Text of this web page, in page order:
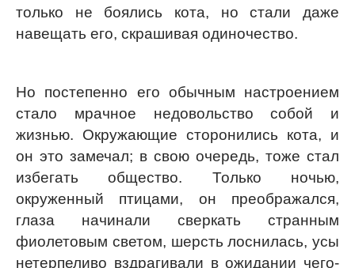
только не боялись кота, но стали даже
навещать его, скрашивая одиночество.
Но постепенно его обычным настроением
стало мрачное недовольство собой и
жизнью. Окружающие сторонились кота, и
он это замечал; в свою очередь, тоже стал
избегать общество. Только ночью,
окруженный птицами, он преображался,
глаза начинали сверкать странным
фиолетовым светом, шерсть лоснилась, усы
нетерпеливо вздрагивали в ожидании чего-